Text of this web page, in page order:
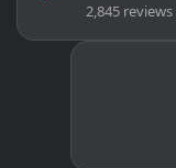
2,845 reviews